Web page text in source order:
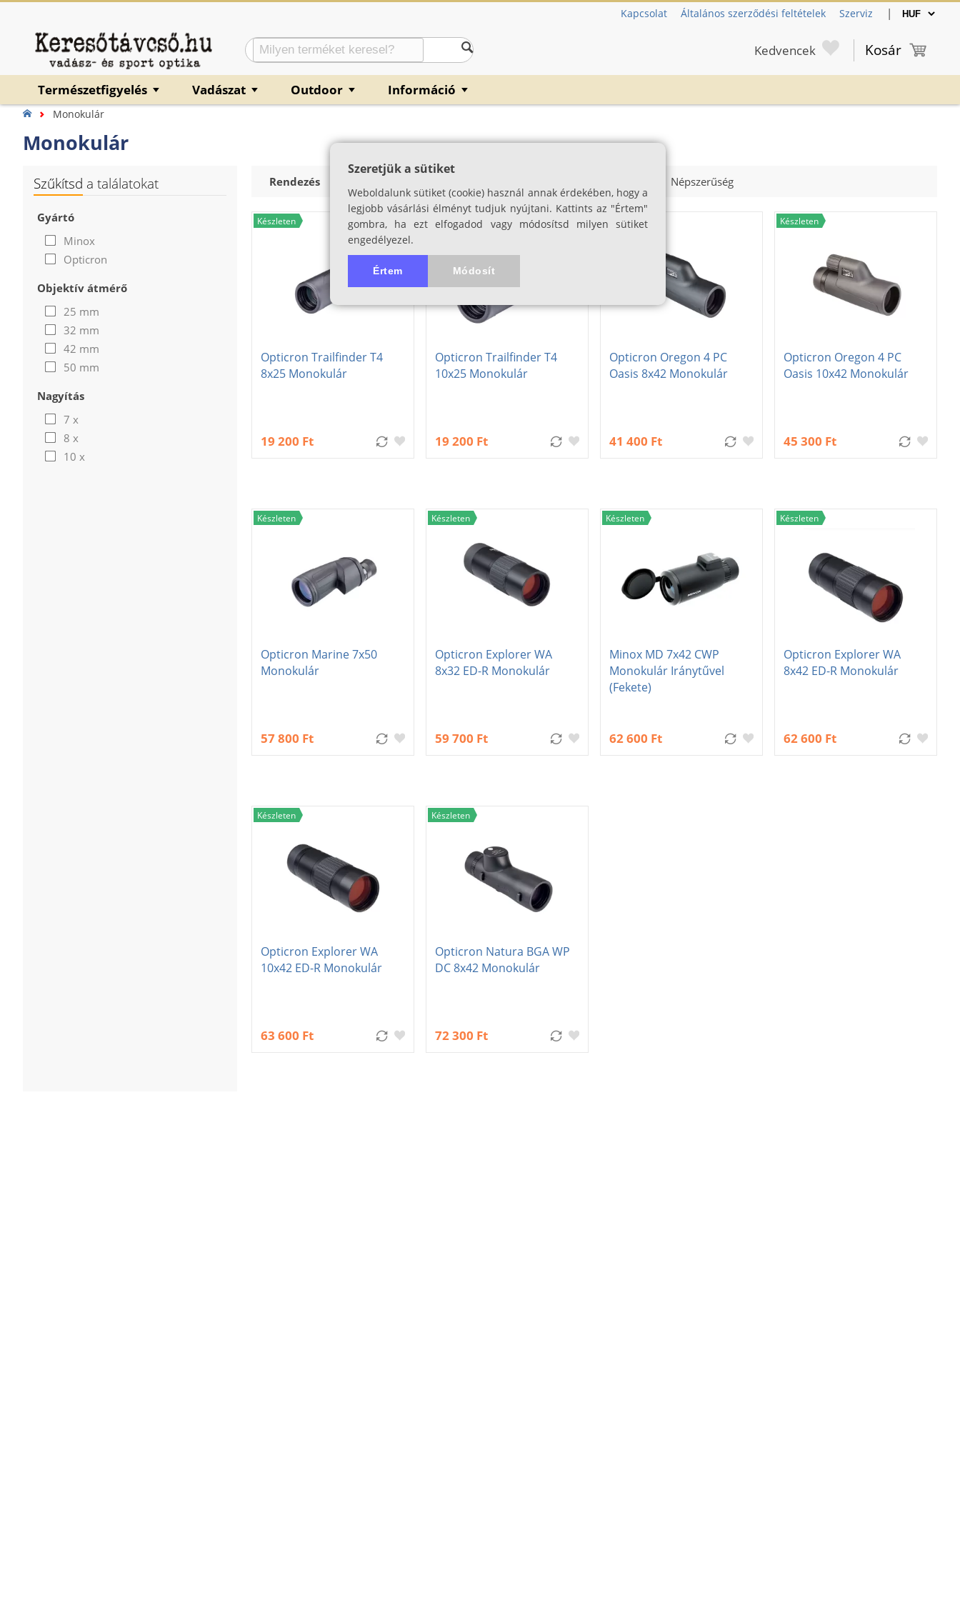
Kapcsolat Általános szerződési feltételek Szerviz |
Kedvencek Kosár
Természetfigyelés ▼ Vadászat ▼ Outdoor ▼ Információ ▼
Monokulár
Monokulár
Szűkítsd a találatokat
Gyártó
Minox
Opticron
Objektív átmérő
25 mm
32 mm
42 mm
50 mm
Nagyítás
7 x
8 x
10 x
Rendezés Népszerűség
Készleten
Opticron Trailfinder T4
8x25 Monokulár
19 200 Ft
Készleten
Opticron Trailfinder T4
10x25 Monokulár
19 200 Ft
Készleten
Opticron Oregon 4 PC
Oasis 8x42 Monokulár
41 400 Ft
Készleten
Opticron Oregon 4 PC
Oasis 10x42 Monokulár
45 300 Ft
Készleten
Opticron Marine 7x50
Monokulár
57 800 Ft
Készleten
Opticron Explorer WA
8x32 ED-R Monokulár
59 700 Ft
Készleten
Minox MD 7x42 CWP
Monokulár Iránytűvel
(fekete)
62 600 Ft
Készleten
Opticron Explorer WA
8x42 ED-R Monokulár
62 600 Ft
Készleten
Opticron Explorer WA
10x42 ED-R Monokulár
63 600 Ft
Készleten
Opticron Natura BGA WP
DC 8x42 Monokulár
72 300 Ft
Szeretjük a sütiket
Weboldalunk sütiket (cookie) használ annak érdekében, hogy a
legjobb vásárlási élményt tudjuk nyújtani. Kattints az "Értem"
gombra, ha ezt elfogadod vagy módosítsd milyen sütiket
engedélyezel.
Értem Módosít